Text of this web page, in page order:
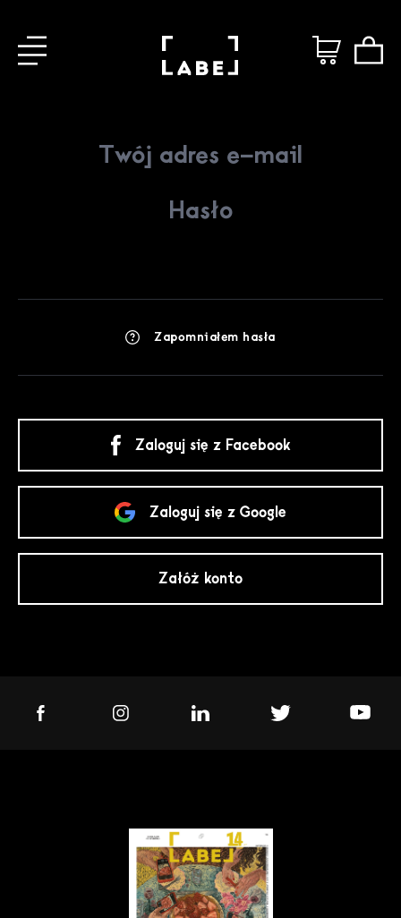
Zapomniałem hasła
Zaloguj się z Facebook
Zaloguj się z Google
Załóż konto